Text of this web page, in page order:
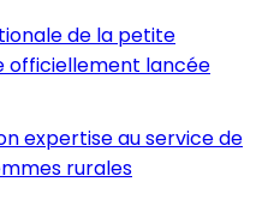
de la petite
officiellement lancée
expertise au service de
rurales